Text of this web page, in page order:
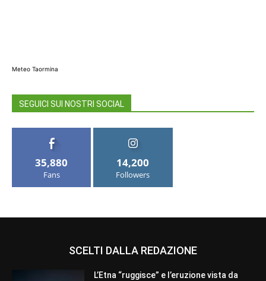
Meteo Taormina
SEGUICI SUI NOSTRI SOCIAL
35,880
Fans
14,200
Followers
SCELTI DALLA REDAZIONE
L’Etna “ruggisce” e l’eruzione vista da